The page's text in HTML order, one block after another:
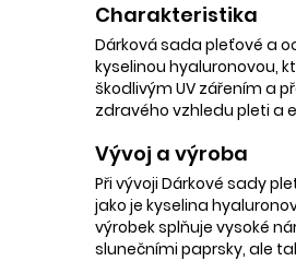
Charakteristika
Dárková sada pleťové a
kyselinou hyaluronovou,
škodlivým UV zářením a
zdravého vzhledu pleti a
Vývoj a výroba
Při vývoji Dárkové sady
jako je kyselina
výrobek splňuje vysoké
slunečními paprsky, ale